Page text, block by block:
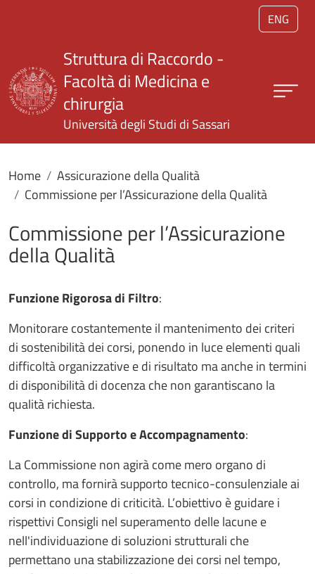
Salta al contenuto principale
ENG
Struttura di Raccordo -
Facoltà di Medicina e
chirurgia
Università degli Studi di Sassari
Home
Assicurazione della Qualità
Commissione per l’Assicurazione della Qualità
Commissione per l’Assicurazione
della Qualità
Funzione Rigorosa di Filtro:
Monitorare costantemente il mantenimento dei criteri
di sostenibilità dei corsi, ponendo in luce elementi quali
difficoltà organizzative e di risultato ma anche in termini
di disponibilità di docenza che non garantiscano la
qualità richiesta.
Funzione di Supporto e Accompagnamento:
La Commissione non agirà come mero organo di
controllo, ma fornirà supporto tecnico-consulenziale ai
corsi in condizione di criticità. L’obiettivo è guidare i
rispettivi Consigli nel superamento delle lacune e
nell'individuazione di soluzioni strutturali che
permettano una stabilizzazione dei corsi nel tempo,